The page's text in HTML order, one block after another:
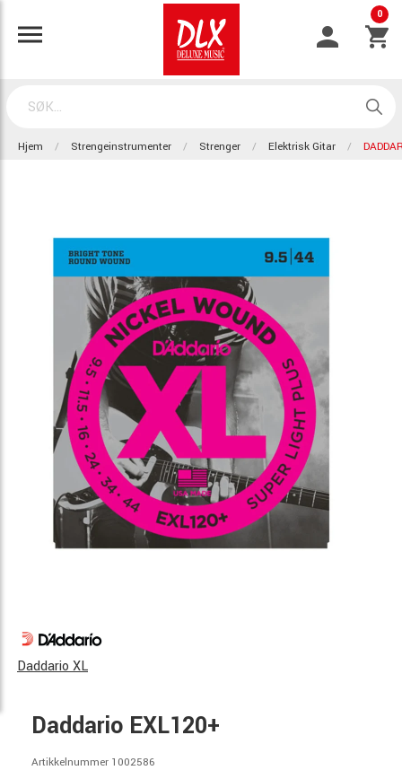
0
Hjem Strengeinstrumenter Strenger Elektrisk Gitar
Daddario XL
Daddario EXL120+
Artikkelnummer 1002586